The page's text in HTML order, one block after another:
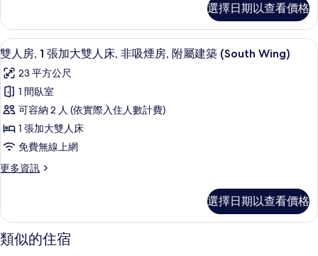
附
屬
建
築
(South
Wing)
的
所
有
房,
非
吸
房,
附
建
築
(South
Wing)
的
選擇日期以查看價格
顯
示
雙
人
房,
1
張
加
雙
人
床,
雙人房, 1 張加大雙人床, 非吸煙房,
9
雙人房, 1 張加大雙人床, 非吸煙房, 附屬建築 (South Wing)
23 平方公尺
1 間臥室
可容納 2 人 (依實際入住人數計費)
1 張加大雙人床
免費無線上網
更多資訊
更
房,
1
張
選擇日期以查看價格
類似的住宿